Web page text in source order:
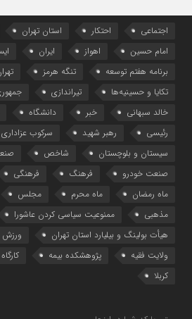
اجتماعی احتکار استان تهران
امام حسین
اهواز ایران
برنامه هفتم توسعه
تنگه هرمز
تکایا و حسینیه‌ها
تیراندازی
خالد سبهانی
خبر دانشگاه
رئیسی
رهبر شهید سرکوب عزاداری
سیستان و بلوچستان
شاخص
صنعت خودرو
فرهنگ فرهنگی
ماه رمضان
ماه محرم مجلس
مذهبی
ممنوعیت سیاسی کردن عاشورا
هیأت بولینگ و بیلیارد استان تهران
ورزش
ولایت فقیه
پژوهشکده بیمه کارگاه
کربلا